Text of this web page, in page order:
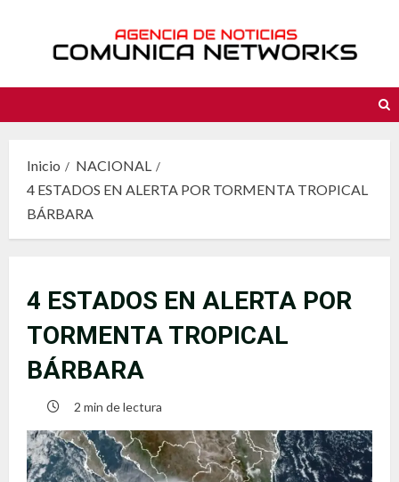
contenido
Inicio
NACIONAL
4 ESTADOS EN ALERTA POR TORMENTA TROPICAL
BÁRBARA
4 ESTADOS EN ALERTA POR
TORMENTA TROPICAL
BÁRBARA
2 min de lectura